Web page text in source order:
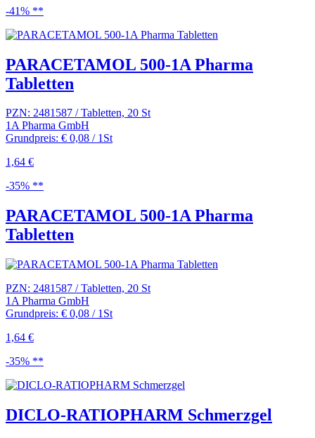
-41% **
PARACETAMOL 500-1A Pharma
Tabletten
PZN: 2481587 / Tabletten, 20 St
1A Pharma GmbH
Grundpreis: € 0,08 / 1St
1,64 €
-35% **
PARACETAMOL 500-1A Pharma
Tabletten
PZN: 2481587 / Tabletten, 20 St
1A Pharma GmbH
Grundpreis: € 0,08 / 1St
1,64 €
-35% **
DICLO-RATIOPHARM Schmerzgel